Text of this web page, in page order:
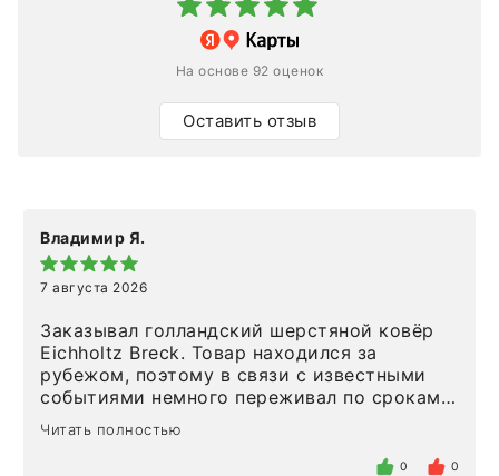
На основе 92 оценок
Оставить отзыв
Владимир Я.
7 августа 2026
Заказывал голландский шерстяной ковёр
Eichholtz Breck. Товар находился за
рубежом, поэтому в связи с известными
событиями немного переживал по срокам.
Но homeadore привезли ровно в
определенное в договоре время, без
Читать полностью
0 0